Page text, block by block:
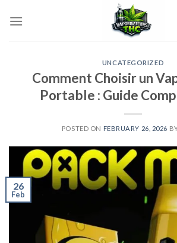
UNCATEGORIZED
Comment Choisir un
Portable : Guide
POSTED ON FEBRUARY 26, 2026
26
Feb